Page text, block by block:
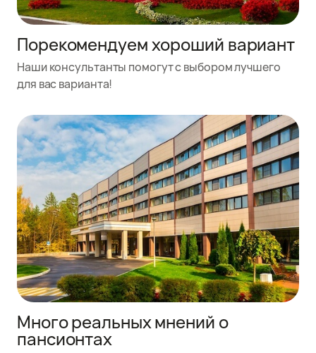
Порекомендуем хороший вариант
Наши консультанты помогут с выбором лучшего
для вас варианта!
Много реальных мнений о
пансионтах